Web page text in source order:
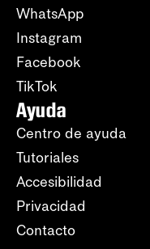
WhatsApp
Instagram
Facebook
TikTok
Ayuda
Centro de ayuda
Tutoriales
Accesibilidad
Privacidad
Contacto